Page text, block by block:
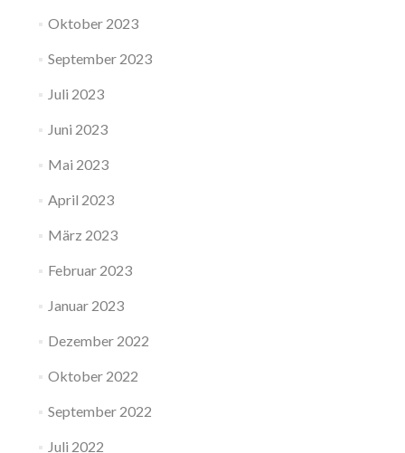
Oktober 2023
September 2023
Juli 2023
Juni 2023
Mai 2023
April 2023
März 2023
Februar 2023
Januar 2023
Dezember 2022
Oktober 2022
September 2022
Juli 2022